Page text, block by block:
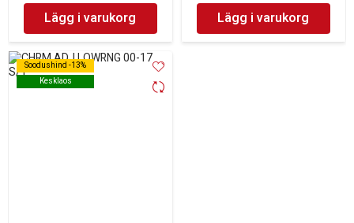
Lägg i varukorg Lägg i varukorg
Soodushind -13%
Kesklaos
Soodushind -13%
Kesklaos